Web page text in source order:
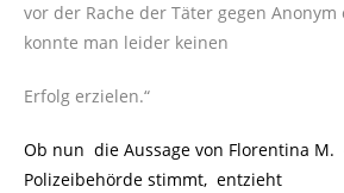
vor der Rache der Täter gegen
konnte man leider keinen
Erfolg erzielen.“
Ob nun die Aussage von Florentina
Polizeibehörde stimmt, entzieht